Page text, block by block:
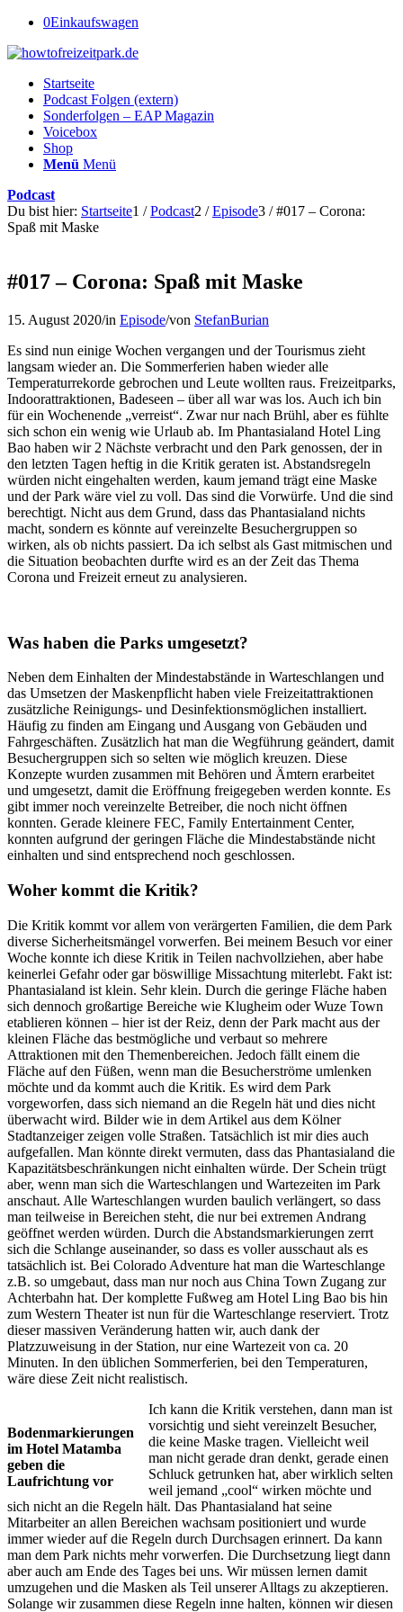
0Einkaufswagen
Startseite
Podcast Folgen (extern)
Sonderfolgen – EAP Magazin
Voicebox
Shop
Menü Menü
Podcast
Du bist hier: Startseite1 / Podcast2 / Episode3 / #017 – Corona:
Spaß mit Maske
#017 – Corona: Spaß mit Maske
15. August 2020/in Episode/von StefanBurian
Es sind nun einige Wochen vergangen und der Tourismus zieht
langsam wieder an. Die Sommerferien haben wieder alle
Temperaturrekorde gebrochen und Leute wollten raus. Freizeitparks,
Indoorattraktionen, Badeseen – über all war was los. Auch ich bin
für ein Wochenende „verreist“. Zwar nur nach Brühl, aber es fühlte
sich schon ein wenig wie Urlaub ab. Im Phantasialand Hotel Ling
Bao haben wir 2 Nächste verbracht und den Park genossen, der in
den letzten Tagen heftig in die Kritik geraten ist. Abstandsregeln
würden nicht eingehalten werden, kaum jemand trägt eine Maske
und der Park wäre viel zu voll. Das sind die Vorwürfe. Und die sind
berechtigt. Nicht aus dem Grund, dass das Phantasialand nichts
macht, sondern es könnte auf vereinzelte Besuchergruppen so
wirken, als ob nichts passiert. Da ich selbst als Gast mitmischen und
die Situation beobachten durfte wird es an der Zeit das Thema
Corona und Freizeit erneut zu analysieren.
Was haben die Parks umgesetzt?
Neben dem Einhalten der Mindestabstände in Warteschlangen und
das Umsetzen der Maskenpflicht haben viele Freizeitattraktionen
zusätzliche Reinigungs- und Desinfektionsmöglichen installiert.
Häufig zu finden am Eingang und Ausgang von Gebäuden und
Fahrgeschäften. Zusätzlich hat man die Wegführung geändert, damit
Besuchergruppen sich so selten wie möglich kreuzen. Diese
Konzepte wurden zusammen mit Behören und Ämtern erarbeitet
und umgesetzt, damit die Eröffnung freigegeben werden konnte. Es
gibt immer noch vereinzelte Betreiber, die noch nicht öffnen
konnten. Gerade kleinere FEC, Family Entertainment Center,
konnten aufgrund der geringen Fläche die Mindestabstände nicht
einhalten und sind entsprechend noch geschlossen.
Woher kommt die Kritik?
Die Kritik kommt vor allem von verärgerten Familien, die dem Park
diverse Sicherheitsmängel vorwerfen. Bei meinem Besuch vor einer
Woche konnte ich diese Kritik in Teilen nachvollziehen, aber habe
keinerlei Gefahr oder gar böswillige Missachtung miterlebt. Fakt ist:
Phantasialand ist klein. Sehr klein. Durch die geringe Fläche haben
sich dennoch großartige Bereiche wie Klugheim oder Wuze Town
etablieren können – hier ist der Reiz, denn der Park macht aus der
kleinen Fläche das bestmögliche und verbaut so mehrere
Attraktionen mit den Themenbereichen. Jedoch fällt einem die
Fläche auf den Füßen, wenn man die Besucherströme umlenken
möchte und da kommt auch die Kritik. Es wird dem Park
vorgeworfen, dass sich niemand an die Regeln hät und dies nicht
überwacht wird. Bilder wie in dem Artikel aus dem Kölner
Stadtanzeiger zeigen volle Straßen. Tatsächlich ist mir dies auch
aufgefallen. Man könnte direkt vermuten, dass das Phantasialand die
Kapazitätsbeschränkungen nicht einhalten würde. Der Schein trügt
aber, wenn man sich die Warteschlangen und Wartezeiten im Park
anschaut. Alle Warteschlangen wurden baulich verlängert, so dass
man teilweise in Bereichen steht, die nur bei extremen Andrang
geöffnet werden würden. Durch die Abstandsmarkierungen zerrt
sich die Schlange auseinander, so dass es voller ausschaut als es
tatsächlich ist. Bei Colorado Adventure hat man die Warteschlange
z.B. so umgebaut, dass man nur noch aus China Town Zugang zur
Achterbahn hat. Der komplette Fußweg am Hotel Ling Bao bis hin
zum Western Theater ist nun für die Warteschlange reserviert. Trotz
dieser massiven Veränderung hatten wir, auch dank der
Platzzuweisung in der Station, nur eine Wartezeit von ca. 20
Minuten. In den üblichen Sommerferien, bei den Temperaturen,
wäre diese Zeit nicht realistisch.
Bodenmarkierungen
im Hotel Matamba
geben die
Laufrichtung vor
Ich kann die Kritik verstehen, dann man ist
vorsichtig und sieht vereinzelt Besucher,
die keine Maske tragen. Vielleicht weil
man nicht gerade dran denkt, gerade einen
Schluck getrunken hat, aber wirklich selten
weil jemand „cool“ wirken möchte und
sich nicht an die Regeln hält. Das Phantasialand hat seine
Mitarbeiter an allen Bereichen wachsam positioniert und wurde
immer wieder auf die Regeln durch Durchsagen erinnert. Da kann
man dem Park nichts mehr vorwerfen. Die Durchsetzung liegt dann
aber auch am Ende des Tages bei uns. Wir müssen lernen damit
umzugehen und die Masken als Teil unserer Alltags zu akzeptieren.
Solange wir zusammen diese Regeln inne halten, können wir diesen